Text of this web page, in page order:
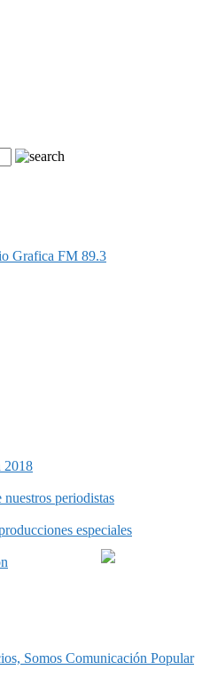
2018
periodistas
especiales
Somos Comunicación Popular